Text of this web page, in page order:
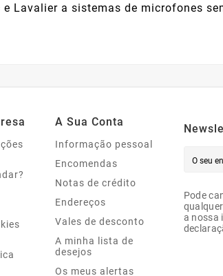
Lavalier a sistemas de microfones
A Sua Conta
Informação pessoal
Encomendas
Notas de crédito
Endereços
Vales de desconto
A minha lista de
desejos
Os meus alertas
Pode
a nossa